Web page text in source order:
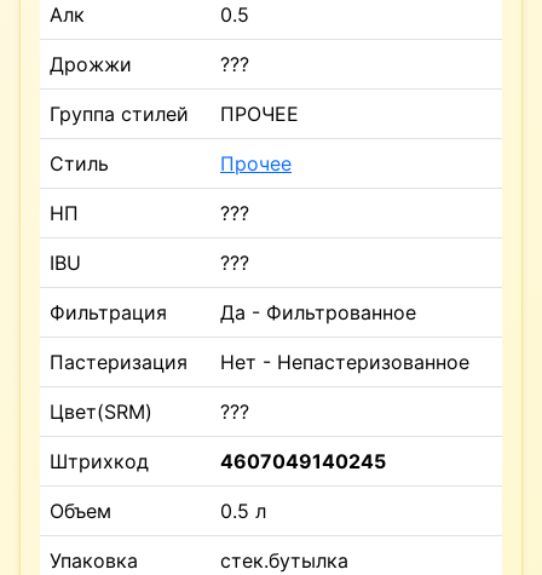
Алк 0.5
Дрожжи ???
Группа стилей ПРОЧЕЕ
Стиль Прочее
НП ???
IBU ???
Фильтрация Да - Фильтрованное
Пастеризация Нет - Непастеризованное
Цвет(SRM) ???
Штрихкод 4607049140245
Объем 0.5 л
Упаковка стек.бутылка